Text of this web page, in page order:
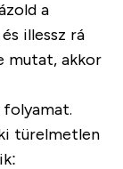
a
illessz rá
mutat, akkor
folyamat.
türelmetlen